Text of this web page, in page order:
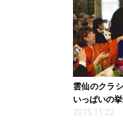
雲仙のクラ
いっぱいの
2015.11.22